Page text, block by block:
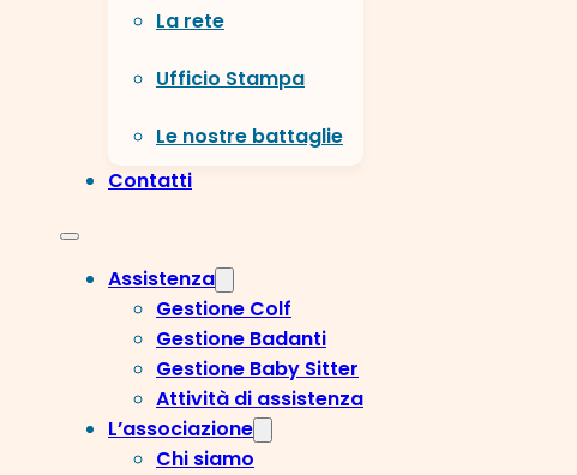
La rete
Ufficio Stampa
Le nostre battaglie
Contatti
Assistenza
Gestione Colf
Gestione Badanti
Gestione Baby Sitter
Attività di assistenza
L’associazione
Chi siamo